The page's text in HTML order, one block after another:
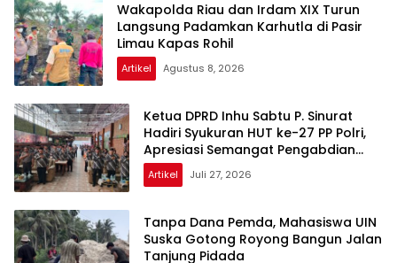
Wakapolda Riau dan Irdam XIX Turun
Langsung Padamkan Karhutla di Pasir
Limau Kapas Rohil
Artikel Agustus 8, 2026
Ketua DPRD Inhu Sabtu P. Sinurat
Hadiri Syukuran HUT ke-27 PP Polri,
Apresiasi Semangat Pengabdian
Purnawirawan
Artikel Juli 27, 2026
Tanpa Dana Pemda, Mahasiswa UIN
Suska Gotong Royong Bangun Jalan
Tanjung Pidada